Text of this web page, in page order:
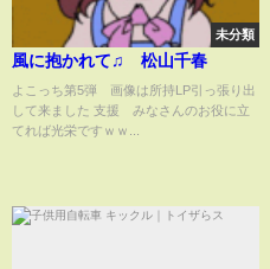
未分類
風に抱かれて♫ 松山千春
よこっち第5弾 画像は所持LP引っ張り出
して来ました 支援 みなさんのお役に立
てれば光栄ですｗｗ...